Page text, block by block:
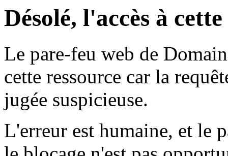
Désolé, l'accès à
Le pare-feu web de
cette ressource car la
jugée suspicieuse.
L'erreur est humaine, et le